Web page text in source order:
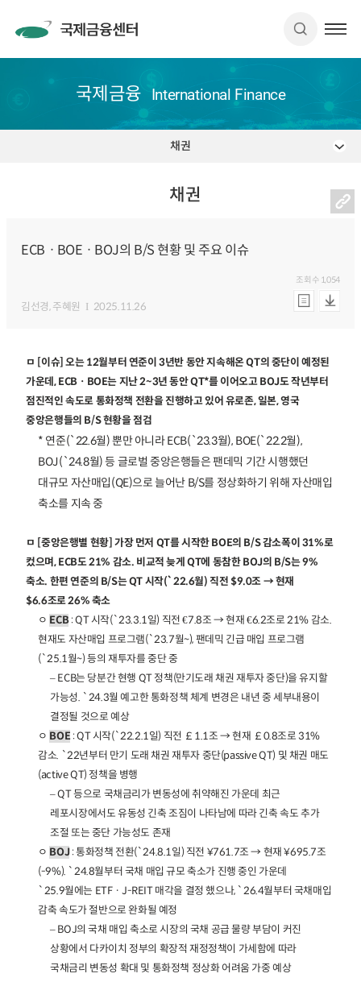
국제금융 International Finance
채권
채권
ECBㆍBOEㆍBOJ의 B/S 현황 및 주요 이슈
김선경, 주혜원 2025.11.26
조회수 1,054
ㅁ [이슈] 오는 12월부터 연준이 3년반 동안 지속해온 QT의 중단이 예정된
가운데, ECBㆍBOE는 지난 2~3년 동안 QT*를 이어오고 BOJ도 작년부터
점진적인 속도로 통화정책 전환을 진행하고 있어 유로존, 일본, 영국
중앙은행들의 B/S 현황을 점검
* 연준(`22.6월) 뿐만 아니라 ECB(`23.3월), BOE(`22.2월),
BOJ(`24.8월) 등 글로벌 중앙은행들은 팬데믹 기간 시행했던
대규모 자산매입(QE)으로 늘어난 B/S를 정상화하기 위해 자산매입
축소를 지속 중
ㅁ [중앙은행별 현황] 가장 먼저 QT를 시작한 BOE의 B/S 감소폭이 31%로
컸으며, ECB도 21% 감소. 비교적 늦게 QT에 동참한 BOJ의 B/S는 9%
축소. 한편 연준의 B/S는 QT 시작(`22.6월) 직전 $9.0조 → 현재
$6.6조로 26% 축소
ㅇ ECB: QT 시작(`23.3.1일) 직전 €7.8조 → 현재 €6.2조로 21% 감소.
현재도 자산매입 프로그램(`23.7월~), 팬데믹 긴급 매입 프로그램
(`25.1월~) 등의 재투자를 중단 중
– ECB는 당분간 현행 QT 정책(만기도래 채권 재투자 중단)을 유지할
가능성. `24.3월 예고한 통화정책 체계 변경은 내년 중 세부내용이
결정될 것으로 예상
ㅇ BOE : QT 시작(`22.2.1일) 직전 ￡1.1조 → 현재 ￡0.8조로 31%
감소. `22년부터 만기 도래 채권 재투자 중단(passive QT) 및 채권 매도
(active QT) 정책을 병행
– QT 등으로 국채금리가 변동성에 취약해진 가운데 최근
레포시장에서도 유동성 긴축 조짐이 나타남에 따라 긴축 속도 추가
조절 또는 중단 가능성도 존재
ㅇ BOJ : 통화정책 전환(`24.8.1일) 직전 ¥761.7조 → 현재 ¥695.7조
(-9%). `24.8월부터 국채 매입 규모 축소가 진행 중인 가운데
`25.9월에는 ETFㆍJ-REIT 매각을 결정 했으나, `26.4월부터 국채매입
감축 속도가 절반으로 완화될 예정
– BOJ의 국채 매입 축소로 시장의 국채 공급 물량 부담이 커진
상황에서 다카이치 정부의 확장적 재정정책이 가세함에 따라
국채금리 변동성 확대 및 통화정책 정상화 어려움 가중 예상